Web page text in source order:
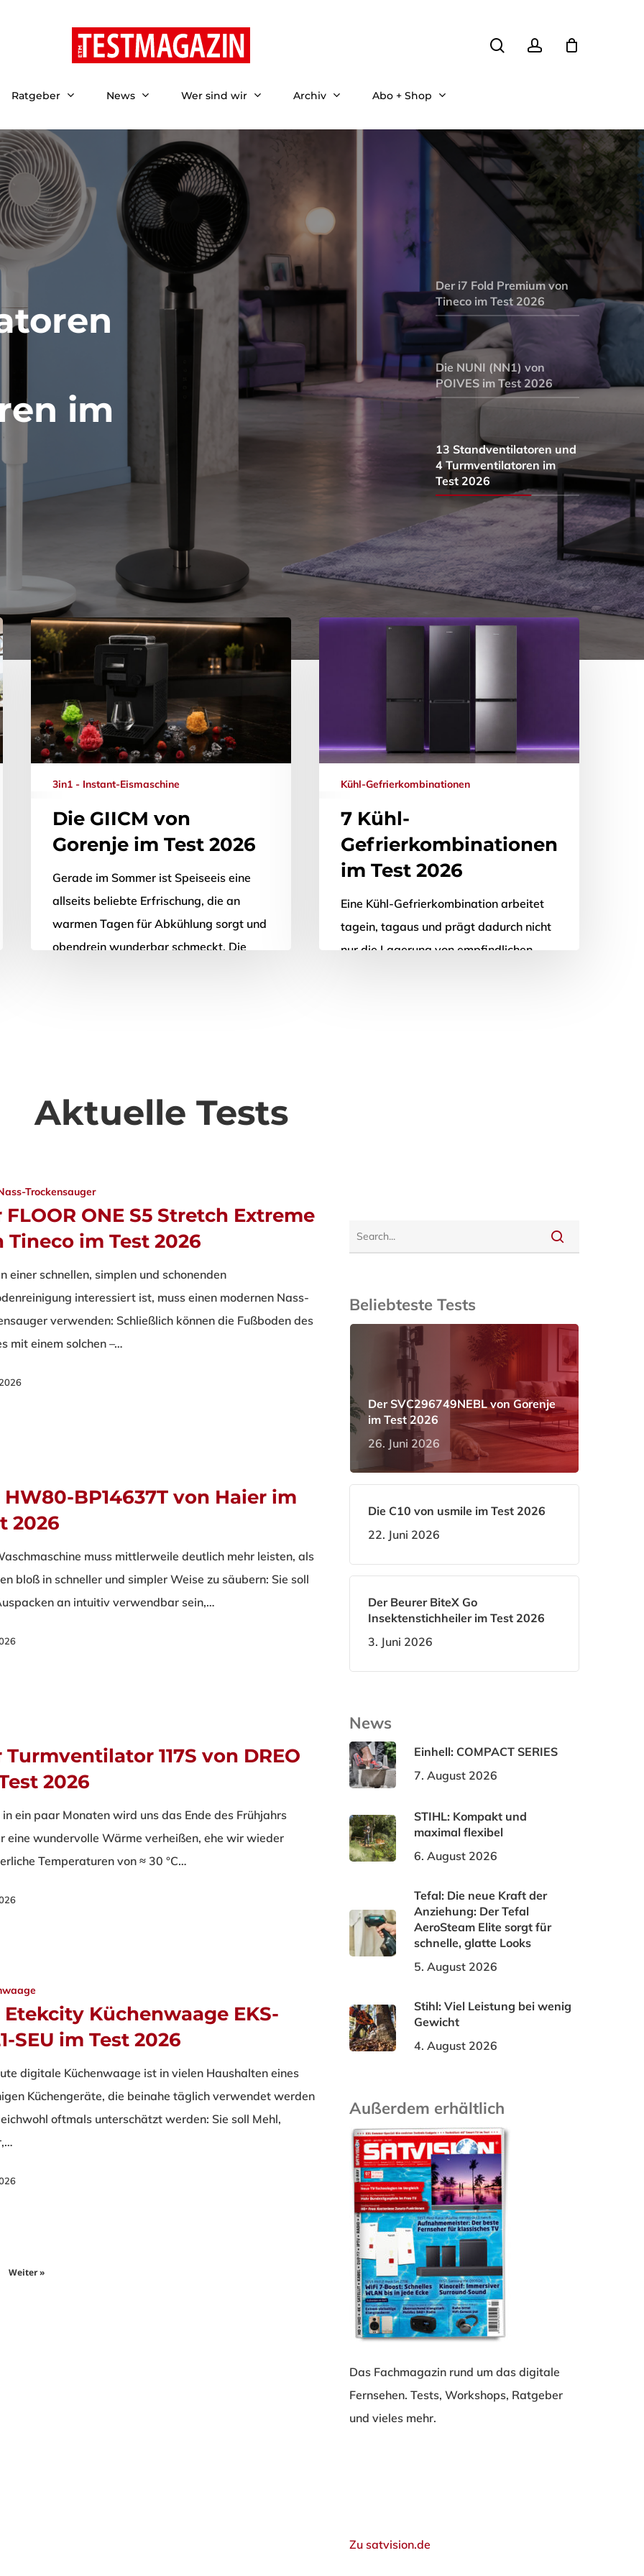
Ratgeber News Wer sind wir Archiv Abo + Shop
Test
2026
im
Der i7 Fold Premium von
Tineco im Test 2026
Die NUNI (NN1) von
POIVES im Test 2026
13 Standventilatoren und
4 Turmventilatoren im
Test 2026
3in1 - Instant-Eismaschine
Die GIICM von
Gorenje im Test 2026
Gerade im Sommer ist Speiseeis eine
allseits beliebte Erfrischung, die an
warmen Tagen für Abkühlung sorgt und
obendrein wunderbar schmeckt. Die
Kühl-Gefrierkombinationen
7 Kühl-
Gefrierkombinationen
im Test 2026
Eine Kühl-Gefrierkombination arbeitet
tagein, tagaus und prägt dadurch nicht
nur die Lagerung von empfindlichen
Aktuelle Tests
Trockensauger
FLOOR ONE S5 Stretch Extreme
Tineco im Test 2026
einer schnellen, simplen und schonenden
interessiert ist, muss einen modernen Nass-
verwenden: Schließlich können die Fußboden des
mit einem solchen –…
HW80-BP14637T von Haier im
2026
muss mittlerweile deutlich mehr leisten, als
bloß in schneller und simpler Weise zu säubern: Sie soll
an intuitiv verwendbar sein,…
Turmventilator 117S von DREO
2026
in ein paar Monaten wird uns das Ende des Frühjahrs
eine wundervolle Wärme verheißen, ehe wir wieder
Temperaturen von ≈ 30 °C…
Etekcity Küchenwaage EKS-
SEU im Test 2026
digitale Küchenwaage ist in vielen Haushalten eines
Küchengeräte, die beinahe täglich verwendet werden
oftmals unterschätzt werden: Sie soll Mehl,
Weiter »
Beliebteste Tests
Der SVC296749NEBL von Gorenje
im Test 2026
26. Juni 2026
Die C10 von usmile im Test 2026
22. Juni 2026
Der Beurer BiteX Go
Insektenstichheiler im Test 2026
3. Juni 2026
News
Einhell: COMPACT SERIES
7. August 2026
STIHL: Kompakt und
maximal flexibel
6. August 2026
Tefal: Die neue Kraft der
Anziehung: Der Tefal
AeroSteam Elite sorgt für
schnelle, glatte Looks
5. August 2026
Stihl: Viel Leistung bei wenig
Gewicht
4. August 2026
Außerdem erhältlich
Das Fachmagazin rund um das digitale
Fernsehen. Tests, Workshops, Ratgeber
und vieles mehr.
Zu satvision.de